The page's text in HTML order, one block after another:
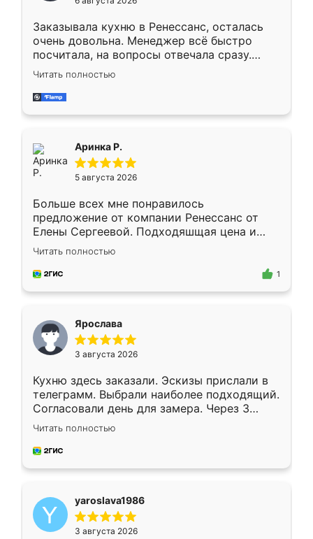
мебели буду заказывать только здесь.
Заказывала кухню в Ренессанс, осталась
очень довольна. Менеджер всё быстро
посчитала, на вопросы отвечала сразу.
Замерщик приехал в субботу, подошёл к
делу со всей ответственностью. Собрали
за день, ребята работали аккуратно, даже
Читать полностью
Аринка Р.
5 августа 2026
Больше всех мне понравилось
предложение от компании Ренессанс от
Елены Сергеевой. Подходяшщая цена и
короткие сроки изготовления. Приехавший
для замера сотрудник Владислав
предложил по моему эскизу самый
Читать полностью
1
Ярослава
3 августа 2026
Кухню здесь заказали. Эскизы прислали в
телеграмм. Выбрали наиболее подходящий.
Согласовали день для замера. Через 3
недели кухня была уже готова. Остались
довольны работой. Спасибо Ренессанс
мебель за качественную работу!
Читать полностью
yaroslava1986
3 августа 2026